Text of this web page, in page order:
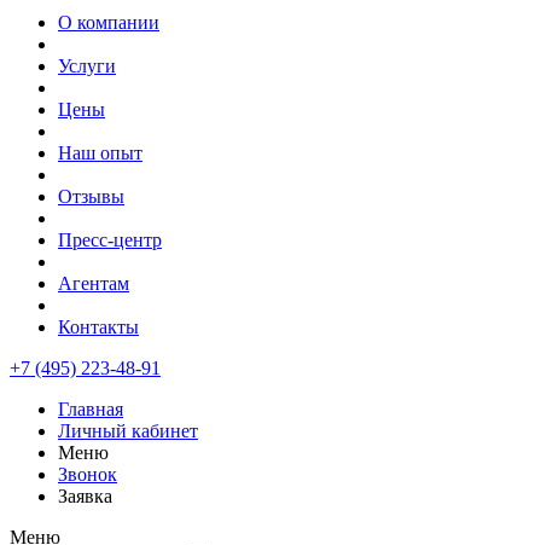
О компании
Услуги
Цены
Наш опыт
Отзывы
Пресс-центр
Агентам
Контакты
+7 (495) 223-48-91
Главная
Личный кабинет
Меню
Звонок
Заявка
Меню